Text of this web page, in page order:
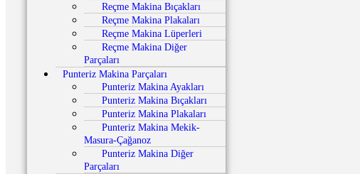
Reçme Makina Bıçakları
Reçme Makina Plakaları
Reçme Makina Lüperleri
Reçme Makina Diğer
Parçaları
Punteriz Makina Parçaları
Punteriz Makina Ayakları
Punteriz Makina Bıçakları
Punteriz Makina Plakaları
Punteriz Makina Mekik-
Masura-Çağanoz
Punteriz Makina Diğer
Parçaları